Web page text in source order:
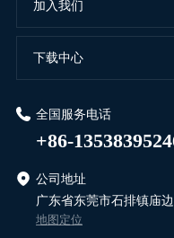
加入我们
下载中心
全国服务电话
+86-
公司地址
广东省东莞市石排镇庙
地图定位